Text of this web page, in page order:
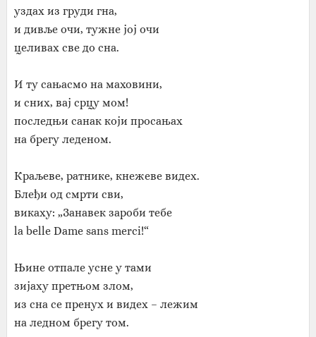
уздах из груди гна,
и дивље очи, тужне јој очи
целивах све до сна.
И ту сањасмо на маховини,
и сних, вај срцу мом!
последњи санак који просањах
на брегу леденом.
Краљеве, ратнике, кнежеве видех.
Блеђи од смрти сви,
викаху: „Занавек зароби тебе
la belle Dame sans merci!“
Њине отпале усне у тами
зијаху претњом злом,
из сна се пренух и видех – лежим
на ледном брегу том.